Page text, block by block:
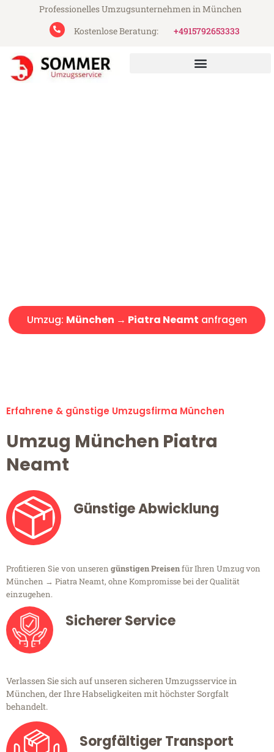
Professionelles Umzugsunternehmen in München
Kostenlose Beratung:
+4915792653333
Umzug: München → Piatra Neamt anfragen
Erfahrene & günstige Umzugsfirma München
Umzug München Piatra
Neamt
Günstige Abwicklung
Profitieren Sie von unseren günstigen Preisenfür Ihren Umzug von
München → Piatra Neamt, ohne Kompromisse bei der Qualität
einzugehen.
Sicherer Service
Verlassen Sie sich auf unseren sicheren Umzugsservice in
München, der Ihre Habseligkeiten mit höchster Sorgfalt
behandelt.
Sorgfältiger Transport